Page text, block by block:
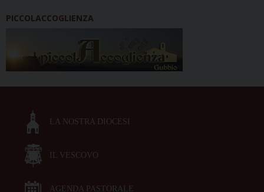
PICCOLACCOGLIENZA
LA NOSTRA DIOCESI
IL VESCOVO
AGENDA PASTORALE